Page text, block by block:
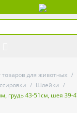
товаров для животных /
/ Шлейки /
грудь 43-51см, шея 39-